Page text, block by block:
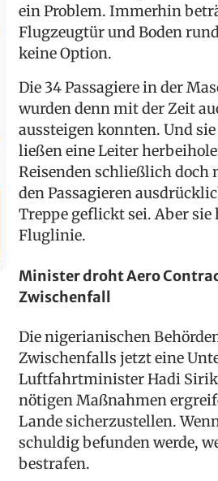
ein Problem. Immerhin
Flugzeugtür und Boden
keine Option.
Die 34 Passagiere in der
wurden denn mit der Zeit
aussteigen konnten. Und
ließen eine Leiter
Reisenden schließlich doch
den Passagieren
Treppe geflickt sei. Aber
Fluglinie.
Minister droht Aero
Zwischenfall
Die nigerianischen
Zwischenfalls jetzt eine
Luftfahrtminister Hadi
nötigen Maßnahmen
Lande sicherzustellen.
schuldig befunden werde,
bestrafen.